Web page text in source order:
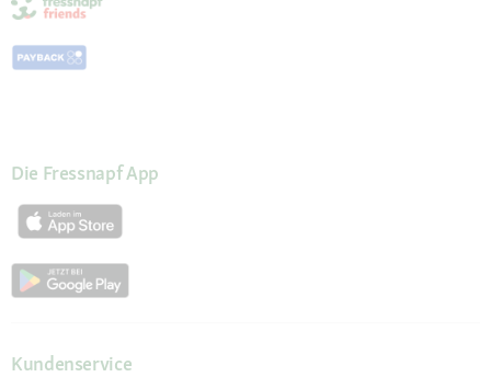
Die Fressnapf App
Kundenservice